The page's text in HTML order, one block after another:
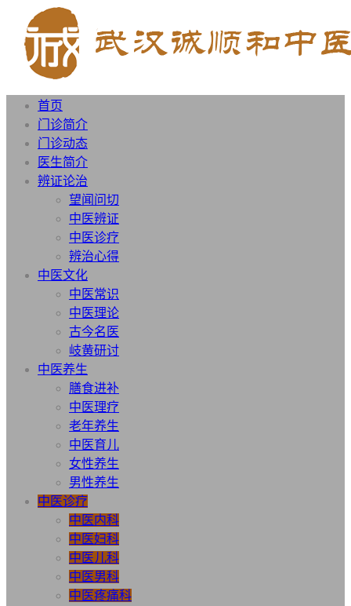
首页
门诊简介
门诊动态
医生简介
辨证论治
望闻问切
中医辨证
中医诊疗
辨治心得
中医文化
中医常识
中医理论
古今名医
岐黄研讨
中医养生
膳食进补
中医理疗
老年养生
中医育儿
女性养生
男性养生
中医诊疗
中医内科
中医妇科
中医儿科
中医男科
中医疼痛科